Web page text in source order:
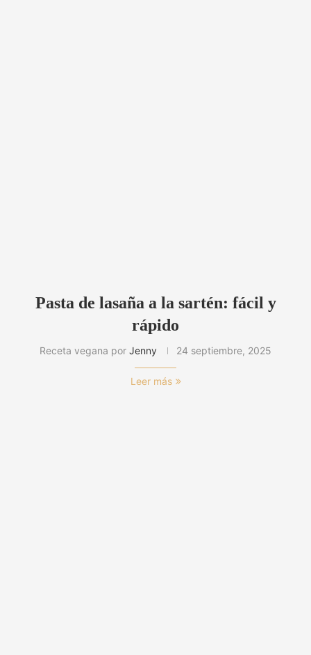
Pasta de lasaña a la sartén: fácil y
rápido
Receta vegana por Jenny 24 septiembre, 2025
Leer más